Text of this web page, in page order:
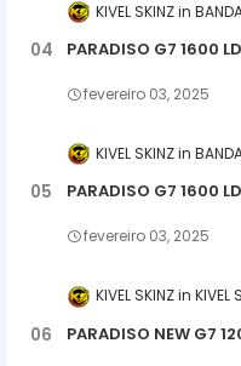
KIVEL SKINZ
PARADISO G7 1600
fevereiro 03, 2025
KIVEL SKINZ
PARADISO G7 1600
fevereiro 03, 2025
KIVEL SKINZ KIVEL
PARADISO NEW G7